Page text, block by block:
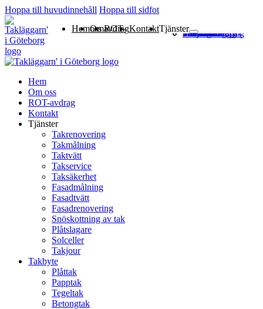
Hoppa till huvudinnehåll Hoppa till sidfot
HemOm oss ROT-avdragKontaktTjänsterTakrenovering
Takmålning
Taktvätt
Takservice
Taksäkerhet
Fasadmålning
Fasadtvätt
Fasadrenovering
Snöskottning av tak
Plåtslagare
Solceller
Takjour
Hem
Om oss
ROT-avdrag
Kontakt
Tjänster
Takrenovering
Takmålning
Taktvätt
Takservice
Taksäkerhet
Fasadmålning
Fasadtvätt
Fasadrenovering
Snöskottning av tak
Plåtslagare
Solceller
Takjour
Takbyte
Plåttak
Papptak
Tegeltak
Betongtak